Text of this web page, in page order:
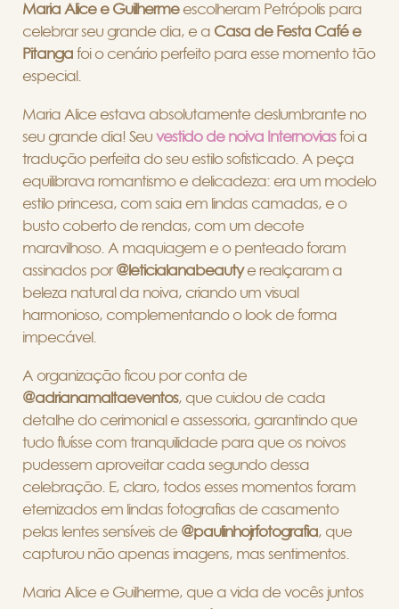
Maria Alice e Guilhermeescolheram Petrópolis para
celebrar seu grande dia, e a Casa de Festa Café e
Pitanga foi o cenário perfeito para esse momento tão
especial.
Maria Alice estava absolutamente deslumbrante no
seu grande dia! Seu vestido de noiva Internoviasfoi a
tradução perfeita do seu estilo sofisticado. A peça
equilibrava romantismo e delicadeza: era um modelo
estilo princesa, com saia em lindas camadas, e o
busto coberto de rendas, com um decote
maravilhoso. A maquiagem e o penteado foram
assinados por@leticialanabeautye realçaram a
beleza natural da noiva, criando um visual
harmonioso, complementando o look de forma
impecável.
A organização ficou por conta de
@adrianamaltaeventos, que cuidou de cada
detalhe do cerimonial e assessoria, garantindo que
tudo fluísse com tranquilidade para que os noivos
pudessem aproveitar cada segundo dessa
celebração. E, claro, todos esses momentos foram
eternizados em lindas fotografias de casamento
pelas lentes sensíveis de @paulinhojrfotografia, que
capturou não apenas imagens, mas sentimentos.
Maria Alice e Guilherme, que a vida de vocês juntos